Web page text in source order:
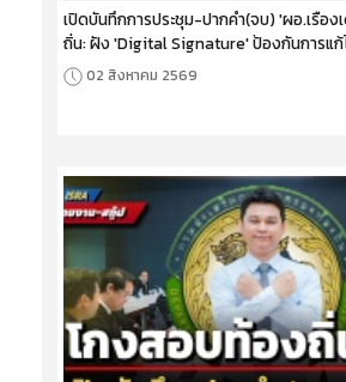
เปิดบันทึกการประชุม-ปากคำ(จบ) 'ผอ.เรือ
ถิ่น: ฝัง 'Digital Signature' ป้องกันการแก้
02 สิงหาคม 2569